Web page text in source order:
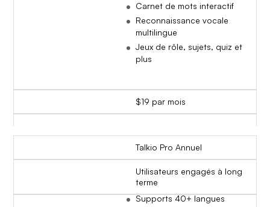
Carnet de mots interactif
Reconnaissance vocale
multilingue
Jeux de rôle, sujets, quiz et
plus
$19 par mois
Talkio Pro Annuel
Utilisateurs engagés à long
terme
Supports 40+ langues